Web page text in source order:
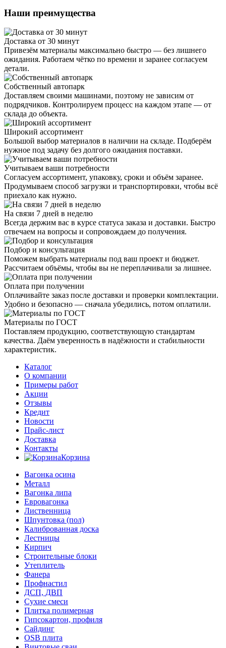
Наши преимущества
Доставка от 30 минут
Привезём материалы максимально быстро — без лишнего
ожидания. Работаем чётко по времени и заранее согласуем
детали.
Собственный автопарк
Доставляем своими машинами, поэтому не зависим от
подрядчиков. Контролируем процесс на каждом этапе — от
склада до объекта.
Широкий ассортимент
Большой выбор материалов в наличии на складе. Подберём
нужное под задачу без долгого ожидания поставки.
Учитываем ваши потребности
Согласуем ассортимент, упаковку, сроки и объём заранее.
Продумываем способ загрузки и транспортировки, чтобы всё
приехало как нужно.
На связи 7 дней в неделю
Всегда держим вас в курсе статуса заказа и доставки. Быстро
отвечаем на вопросы и сопровождаем до получения.
Подбор и консультация
Поможем выбрать материалы под ваш проект и бюджет.
Рассчитаем объёмы, чтобы вы не переплачивали за лишнее.
Оплата при получении
Оплачивайте заказ после доставки и проверки комплектации.
Удобно и безопасно — сначала убедились, потом оплатили.
Материалы по ГОСТ
Поставляем продукцию, соответствующую стандартам
качества. Даём уверенность в надёжности и стабильности
характеристик.
Каталог
О компании
Примеры работ
Акции
Отзывы
Кредит
Новости
Прайс-лист
Доставка
Контакты
Корзина
Вагонка осина
Металл
Вагонка липа
Евровагонка
Лиственница
Шпунтовка (пол)
Калиброванная доска
Лестницы
Кирпич
Строительные блоки
Утеплитель
Фанера
Профнастил
ДСП, ДВП
Сухие смеси
Плитка полимерная
Гипсокартон, профиля
Сайдинг
OSB плита